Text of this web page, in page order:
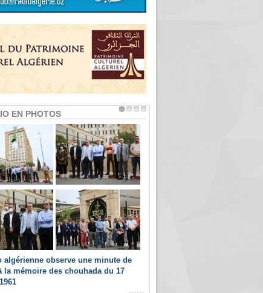
EN PHOTOS
algérienne observe une minute de
la mémoire des chouhada du 17